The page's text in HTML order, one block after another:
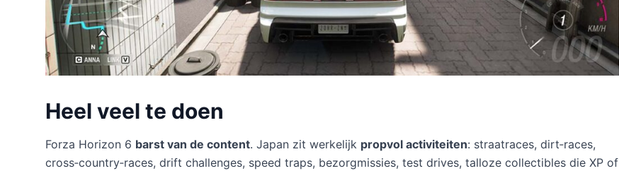
Heel veel te doen
Forza Horizon 6 barst van de content. Japan zit werkelijk propvol activiteiten: straatraces, dirt‑races,
cross‑country‑races, drift challenges, speed traps, bezorgmissies, test drives, talloze collectibles die XP of